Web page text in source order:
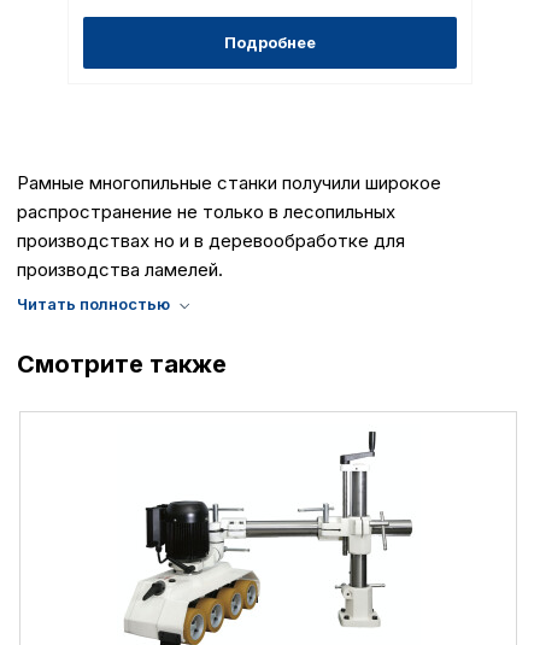
Подробнее
Рамные многопильные станки получили широкое
распространение не только в лесопильных
производствах но и в деревообработке для
производства ламелей.
Смотрите также
Настройте параметры
файлов cookie
Вы можете настроить
каждого типа файлов
типа «технические
без которых
функционирование
Ваш выбор настроек на